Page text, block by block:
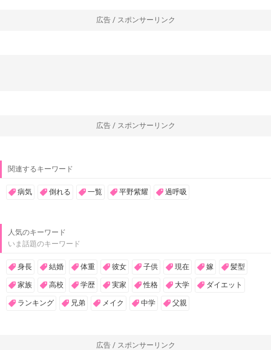
広告 / スポンサーリンク
広告 / スポンサーリンク
関連するキーワード
病気 倒れる 一覧 平野紫耀 過呼吸
人気のキーワード
いま話題のキーワード
身長 結婚 体重 彼女 子供 現在 嫁 髪型
家族 高校 学歴 実家 性格 大学 ダイエット
ランキング 兄弟 メイク 中学 父親
広告 / スポンサーリンク